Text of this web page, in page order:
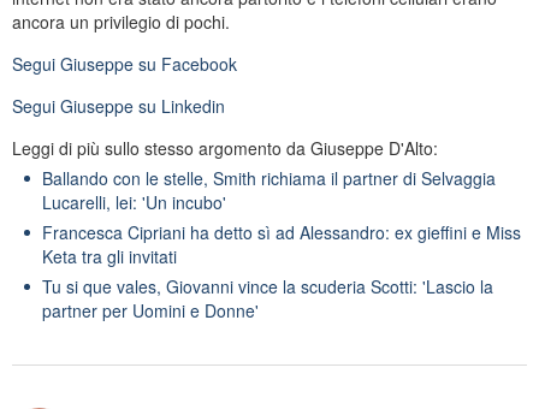
ancora un privilegio di pochi.
Segui Giuseppe su Facebook
Segui Giuseppe su Linkedin
Leggi di più sullo stesso argomento da Giuseppe D'Alto:
Ballando con le stelle, Smith richiama il partner di Selvaggia
Lucarelli, lei: 'Un incubo'
Francesca Cipriani ha detto sì ad Alessandro: ex gieffini e Miss
Keta tra gli invitati
Tu si que vales, Giovanni vince la scuderia Scotti: 'Lascio la
partner per Uomini e Donne'